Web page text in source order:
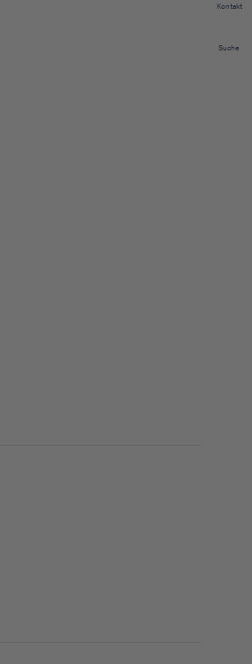
Kontakt
Suche